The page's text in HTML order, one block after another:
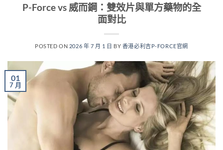
P-Force vs 威而鋼：雙效片與單方藥物的全
面對比
POSTED ON 2026 年 7 月 1 日 BY 香港必利吉P-FORCE官網
01
7 月